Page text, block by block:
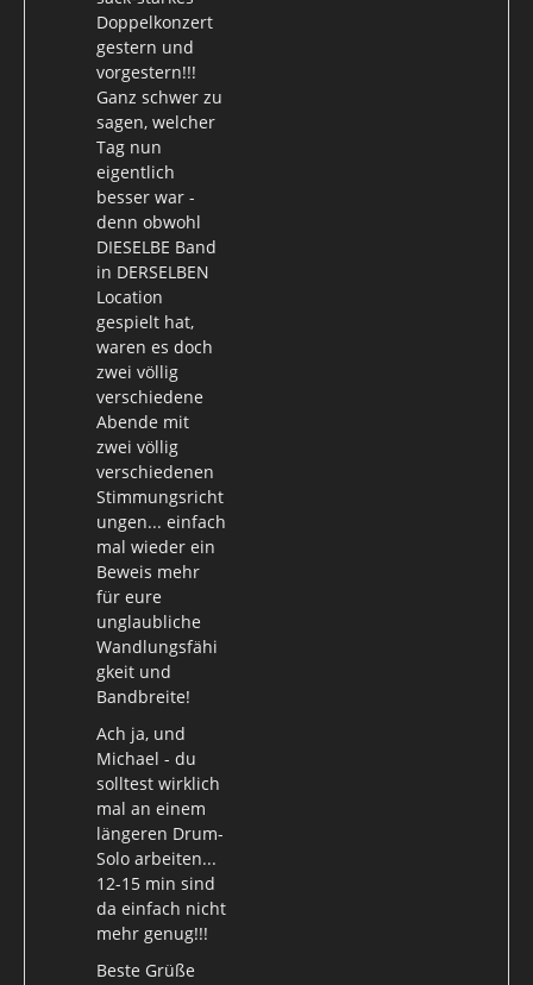
Doppelkonzert
gestern und
vorgestern!!!
Ganz schwer zu
sagen, welcher
Tag nun
eigentlich
besser war -
denn obwohl
DIESELBE Band
in DERSELBEN
Location
gespielt hat,
waren es doch
zwei völlig
verschiedene
Abende mit
zwei völlig
verschiedenen
Stimmungsricht
ungen... einfach
mal wieder ein
Beweis mehr
für eure
unglaubliche
Wandlungsfähi
gkeit und
Bandbreite!
Ach ja, und
Michael - du
solltest wirklich
mal an einem
längeren Drum-
Solo arbeiten...
12-15 min sind
da einfach nicht
mehr genug!!!
Beste Grüße